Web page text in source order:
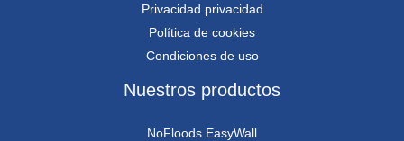
Privacidad privacidad
Política de cookies
Condiciones de uso
Nuestros productos
NoFloods EasyWall